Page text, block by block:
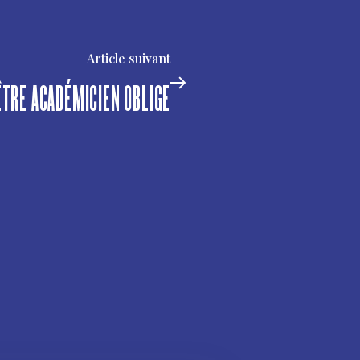
Article suivant
ACADÉMICIEN OBLIGE